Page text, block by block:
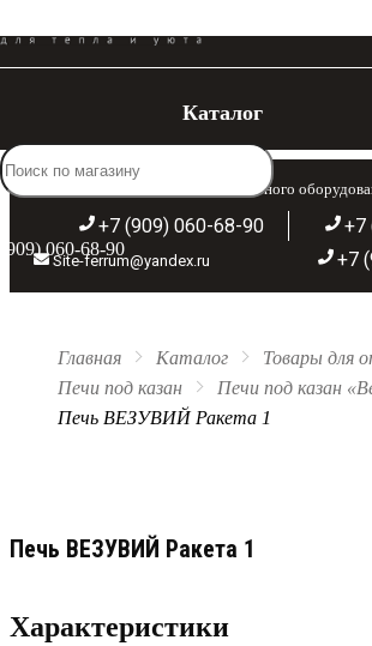
Широкий ассортимент отопительного
+7
+7 (909) 060-68-90
+7
Site-ferrum@yandex.ru
Каталог
(909) 060-68-90
Главная Каталог
Товары для
Печи под казан
Печи под казан
Печь ВЕЗУВИЙ Ракета 1
Печь ВЕЗУВИЙ Ракета 1
Характеристики